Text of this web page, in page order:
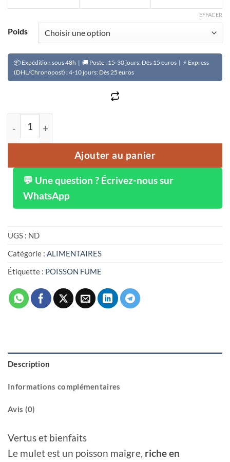
Poids
EFFACER
📦 Expédition sous 48h | 🚚 Poste : 15-30 jours: Dès 15 euros | ⚡ Express
(DHL/Chronopost) : 4-10 jours: Dès 25 euros
Ajouter au panier
💬 Une question ? Écrivez-nous sur
WhatsApp
UGS : ND
Catégorie : ALIMENTAIRES
Étiquette : POISSON FUME
Description
Informations complémentaires
Avis (0)
Vertus et bienfaits
Le mulet est un poisson maigre, riche en